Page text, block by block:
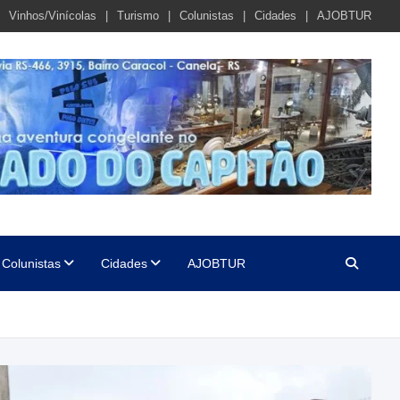
Vinhos/Vinícolas Turismo Colunistas Cidades AJOBTUR
Colunistas Cidades AJOBTUR